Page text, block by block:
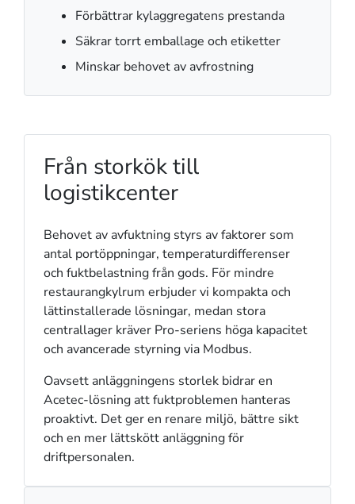
Förbättrar kylaggregatens prestanda
Säkrar torrt emballage och etiketter
Minskar behovet av avfrostning
Från storkök till
logistikcenter
Behovet av avfuktning styrs av faktorer som
antal portöppningar, temperaturdifferenser
och fuktbelastning från gods. För mindre
restaurangkylrum erbjuder vi kompakta och
lättinstallerade lösningar, medan stora
centrallager kräver Pro-seriens höga kapacitet
och avancerade styrning via Modbus.
Oavsett anläggningens storlek bidrar en
Acetec-lösning att fuktproblemen hanteras
proaktivt. Det ger en renare miljö, bättre sikt
och en mer lättskött anläggning för
driftpersonalen.